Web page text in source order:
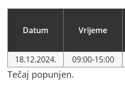
Datum Vrijeme
18.12.2024. 09:00-15:00
Tečaj popunjen.